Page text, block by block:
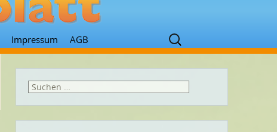
Impressum AGB
Suchen
nach:
Suchen